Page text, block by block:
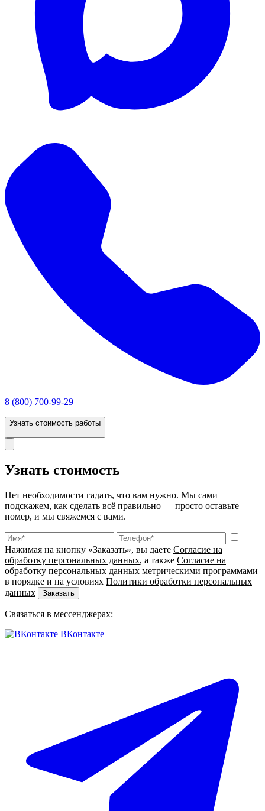
8 (800) 700-99-29
Узнать стоимость работы
Узнать стоимость
Нет необходимости гадать, что вам нужно. Мы сами
подскажем, как сделать всё правильно — просто оставьте
номер, и мы свяжемся с вами.
Нажимая на кнопку «Заказать», вы даете Согласие на
обработку персональных данных, а также Согласие на
обработку персональных данных метрическими программами
в порядке и на условиях Политики обработки персональных
данных
Заказать
Связаться в мессенджерах:
ВКонтакте